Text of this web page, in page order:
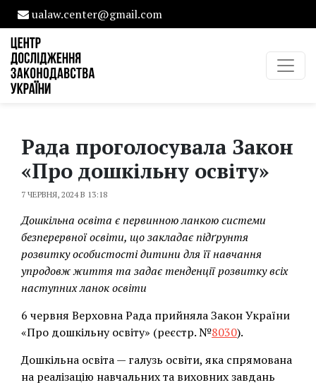
ualaw.center@gmail.com
Рада проголосувала Закон
«Про дошкільну освіту»
7 ЧЕРВНЯ, 2024 В 13:18
Дошкільна освіта є первинною ланкою системи
безперервної освіти, що закладає підґрунтя
розвитку особистості дитини для її навчання
упродовж життя та задає тенденції розвитку всіх
наступних ланок освіти
6 червня Верховна Рада прийняла Закон України
«Про дошкільну освіту» (реєстр. №8030).
Дошкільна освіта — галузь освіти, яка спрямована
на реалізацію навчальних та виховних завдань